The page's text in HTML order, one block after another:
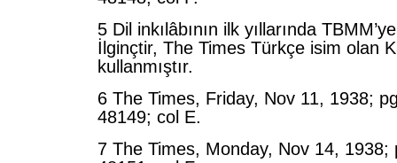
5 Dil inkılâbının ilk yıllarında
İlginçtir, The Times Türkçe isim olan
kullanmıştır.
6 The Times, Friday, Nov 11, 1938;
48149; col E.
7 The Times, Monday, Nov 14, 1938;